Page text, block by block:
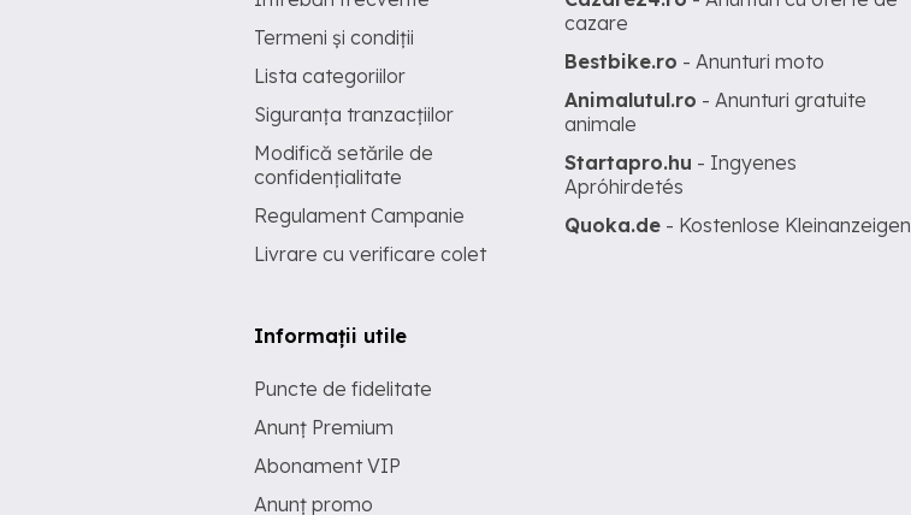
Termeni și condiții
Lista categoriilor
Siguranța tranzacțiilor
Modifică setările de
confidențialitate
Regulament Campanie
Livrare cu verificare colet
Informații utile
Puncte de fidelitate
Anunț Premium
Abonament VIP
Anunț promo
cazare
Bestbike.ro - Anunturi moto
Animalutul.ro - Anunturi gratuite
animale
Startapro.hu - Ingyenes
Apróhirdetés
Quoka.de - Kostenlose Kleinanzeigen